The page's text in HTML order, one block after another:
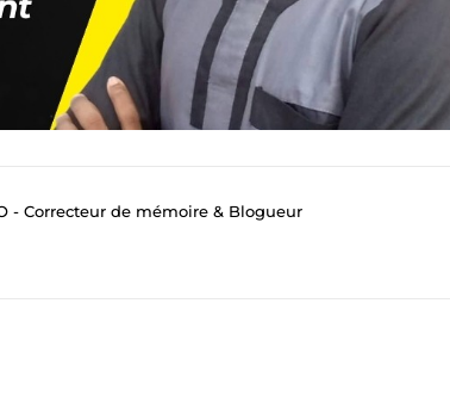
- Correcteur de mémoire & Blogueur